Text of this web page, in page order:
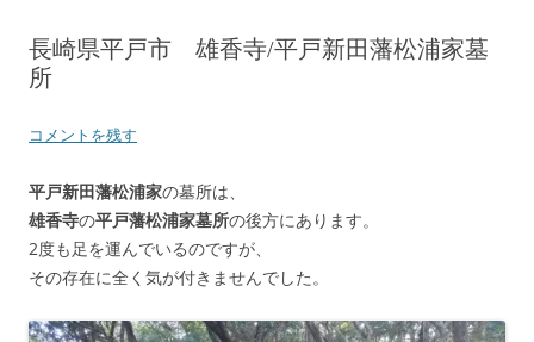
長崎県平戸市 雄香寺/平戸新田藩松浦家墓
所
コメントを残す
平戸新田藩松浦家の墓所は、
雄香寺の平戸藩松浦家墓所の後方にあります。
2度も足を運んでいるのですが、
その存在に全く気が付きませんでした。